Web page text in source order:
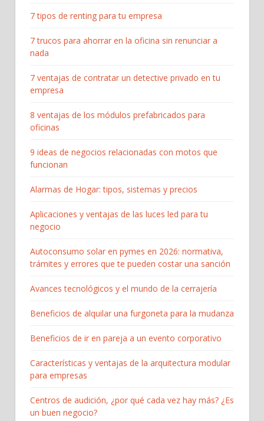
7 tipos de renting para tu empresa
7 trucos para ahorrar en la oficina sin renunciar a
nada
7 ventajas de contratar un detective privado en tu
empresa
8 ventajas de los módulos prefabricados para
oficinas
9 ideas de negocios relacionadas con motos que
funcionan
Alarmas de Hogar: tipos, sistemas y precios
Aplicaciones y ventajas de las luces led para tu
negocio
Autoconsumo solar en pymes en 2026: normativa,
trámites y errores que te pueden costar una sanción
Avances tecnológicos y el mundo de la cerrajería
Beneficios de alquilar una furgoneta para la mudanza
Beneficios de ir en pareja a un evento corporativo
Características y ventajas de la arquitectura modular
para empresas
Centros de audición, ¿por qué cada vez hay más? ¿Es
un buen negocio?